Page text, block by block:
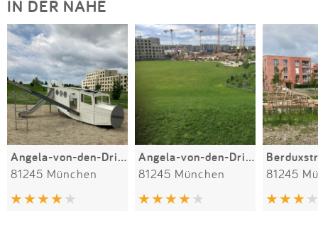
IN DER NÄHE
Angela-von-den-Driesch-Spielplatz
81245 München
Angela-von-den-Driesch-Schlittenhügel
81245 München 81245